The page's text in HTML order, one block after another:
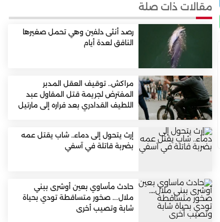
مقالات ذات صلة
رصد أنثى دلفين وهي تحمل صغيرها
النافق لعدة أيام
مراكش.. توقيف العقل المدبر
المفترض لجريمة قتل المقاول عبد
اللطيف القدادري بعد فراره إلى مارتيل
إرث يتحول إلى دماء.. شاب يقتل عمه
بضربة قاتلة في آسفي
حادث مأساوي بعين أوشرى ببني
ملال…. صخور متساقطة تودي بحياة
شابة وتصيب أخرى